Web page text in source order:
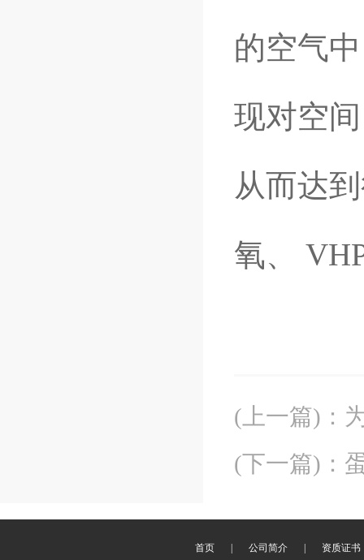
的空气
现对空
从而达
氧、
(上一篇) ：
(下一篇) ：
首页 公司简介 资质证书